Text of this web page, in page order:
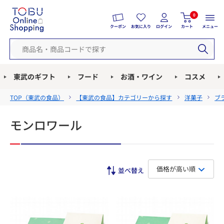
クーポン お気に入り ログイン
0
カート メニュー
東武のギフト フード お酒・ワイン コスメ
TOP（東武の食品） 【東武の食品】カテゴリーから探す 洋菓子 ブ
モンロワール
価格が高い順